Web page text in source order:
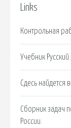
Links
Контрольная
Учебник
Сдесь найдется
Сборник задач
России.